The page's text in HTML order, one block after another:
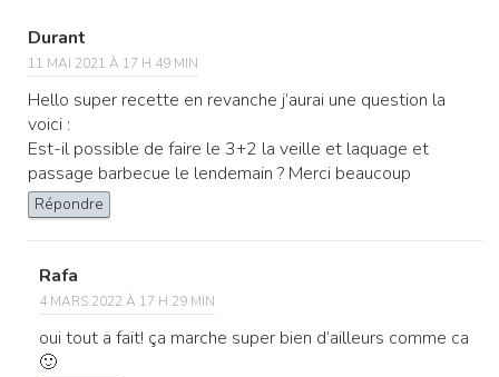
Durant
11 MAI 2021 À 17 H 49 MIN
Hello super recette en revanche j’aurai une question la
voici :
Est-il possible de faire le 3+2 la veille et laquage et
passage barbecue le lendemain ? Merci beaucoup
Répondre
Rafa
4 MARS 2022 À 17 H 29 MIN
oui tout a fait! ça marche super bien d’ailleurs comme ca
🙂